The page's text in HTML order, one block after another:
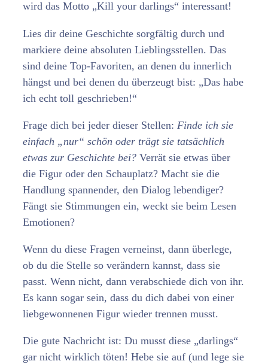
wird das Motto „Kill your darlings“ interessant!
Lies dir deine Geschichte sorgfältig durch und
markiere deine absoluten Lieblingsstellen. Das
sind deine Top-Favoriten, an denen du innerlich
hängst und bei denen du überzeugt bist: „Das habe
ich echt toll geschrieben!“
Frage dich bei jeder dieser Stellen: Finde ich sie
einfach „nur“ schön oder trägt sie tatsächlich
etwas zur Geschichte bei? Verrät sie etwas über
die Figur oder den Schauplatz? Macht sie die
Handlung spannender, den Dialog lebendiger?
Fängt sie Stimmungen ein, weckt sie beim Lesen
Emotionen?
Wenn du diese Fragen verneinst, dann überlege,
ob du die Stelle so verändern kannst, dass sie
passt. Wenn nicht, dann verabschiede dich von ihr.
Es kann sogar sein, dass du dich dabei von einer
liebgewonnenen Figur wieder trennen musst.
Die gute Nachricht ist: Du musst diese „darlings“
gar nicht wirklich töten! Hebe sie auf (und lege sie